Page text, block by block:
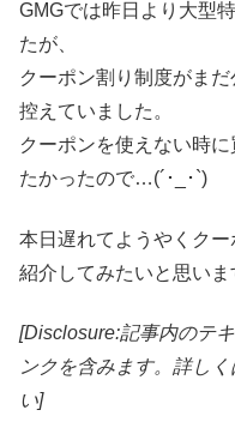
GMGでは昨日より大型
たが、
クーポン割り制度がま
控えていました。
クーポンを使えない時
たかったので…(´･_･`)
本日遅れてようやくク
[Disclosure:記事内のテ
ンクを含みます。詳しく
い]